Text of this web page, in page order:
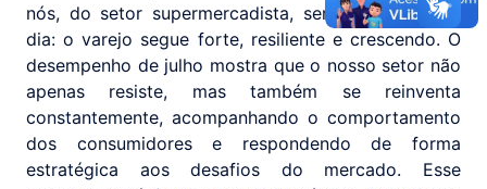
nós, do setor supermercadista, sentimos no dia a
dia: o varejo segue forte, resiliente e crescendo. O
desempenho de julho mostra que o nosso setor não
apenas resiste, mas também se reinventa
constantemente, acompanhando o comportamento
dos consumidores e respondendo de forma
estratégica aos desafios do mercado. Esse